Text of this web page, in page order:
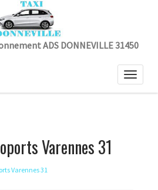
ADS DONNEVILLE 31450
Toggle
Varennes 31
Varennes 31